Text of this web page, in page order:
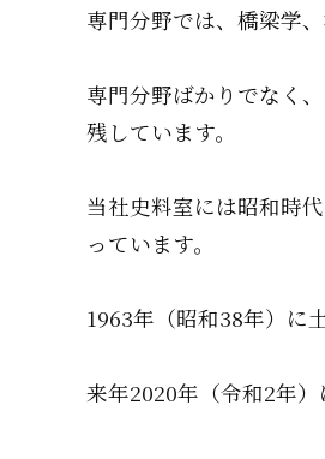
専門分野では、橋梁学
専門分野ばかりでなく
残しています。
当社史料室には昭和時
っています。
1963年（昭和38年）に
来年2020年（令和2年）